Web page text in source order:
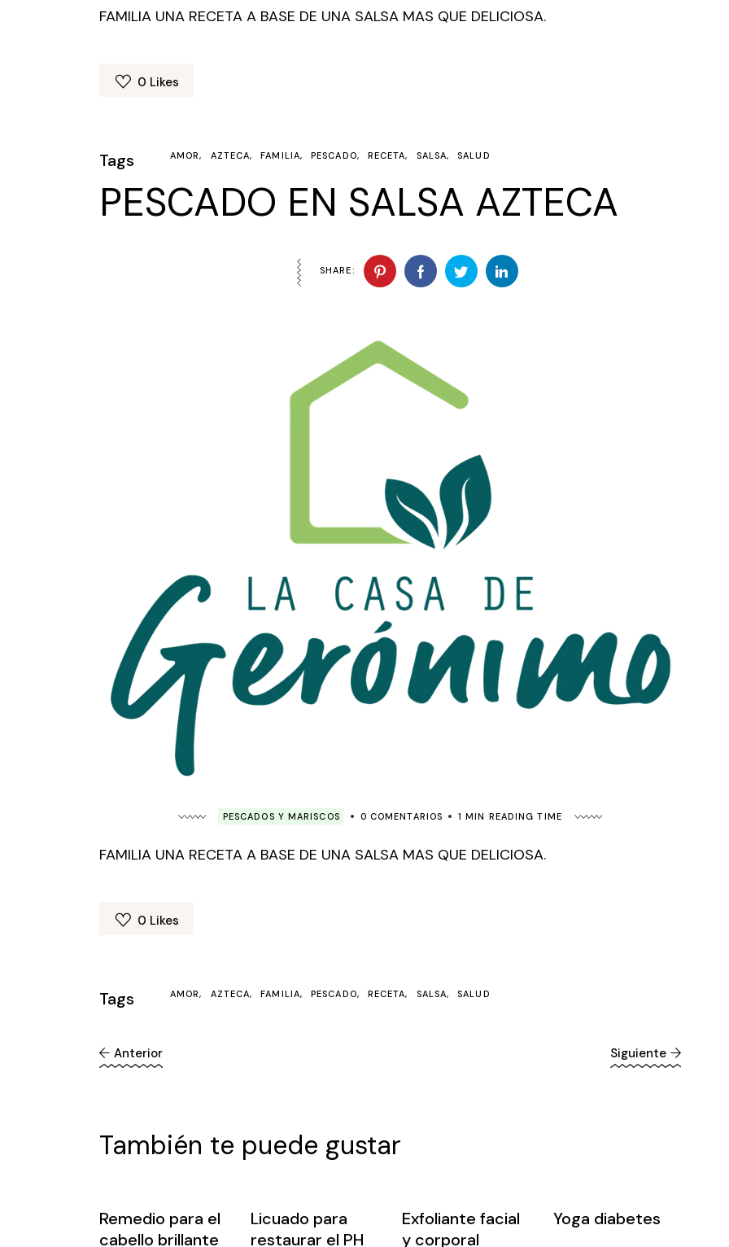
FAMILIA UNA RECETA A BASE DE UNA SALSA MAS QUE DELICIOSA.
0 Likes
Tags AMOR AZTECA FAMILIA PESCADO RECETA SALSA SALUD
PESCADO EN SALSA AZTECA
SHARE:
PESCADOS Y MARISCOS 0 COMENTARIOS 1 MIN READING TIME
FAMILIA UNA RECETA A BASE DE UNA SALSA MAS QUE DELICIOSA.
0 Likes
Tags AMOR AZTECA FAMILIA PESCADO RECETA SALSA SALUD
Anterior Siguiente
También te puede gustar
Remedio para el
cabello brillante
Licuado para
restaurar el PH
Exfoliante facial
y corporal
Yoga diabetes